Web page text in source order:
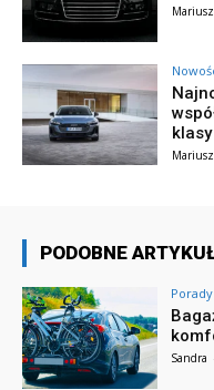
PODOBNE
Porady
Sandra